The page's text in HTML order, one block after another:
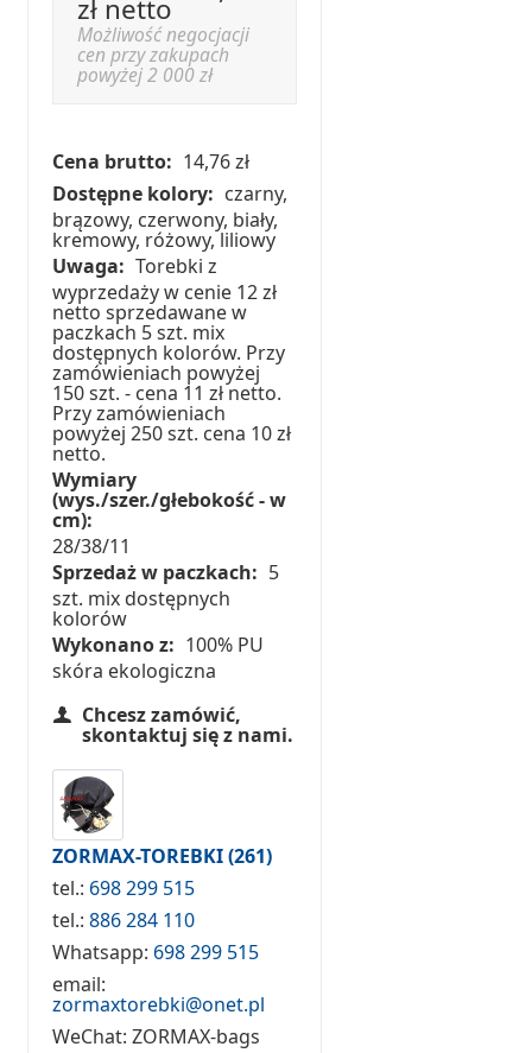
zł netto
Możliwość negocjacji
cen przy zakupach
powyżej 2 000 zł
Cena brutto: 14,76 zł
Dostępne kolory: czarny,
brązowy, czerwony, biały,
kremowy, różowy, liliowy
Uwaga: Torebki z
wyprzedaży w cenie 12 zł
netto sprzedawane w
paczkach 5 szt. mix
dostępnych kolorów. Przy
zamówieniach powyżej
150 szt. - cena 11 zł netto.
Przy zamówieniach
powyżej 250 szt. cena 10 zł
netto.
Wymiary
(wys./szer./głebokość - w
cm):
28/38/11
Sprzedaż w paczkach: 5
szt. mix dostępnych
kolorów
Wykonano z: 100% PU
skóra ekologiczna
Chcesz zamówić,
skontaktuj się z nami.
ZORMAX-TOREBKI(261)
tel.: 698 299 515
tel.:886 284 110
Whatsapp: 698 299 515
email:
zormaxtorebki@onet.pl
WeChat:ZORMAX-bags